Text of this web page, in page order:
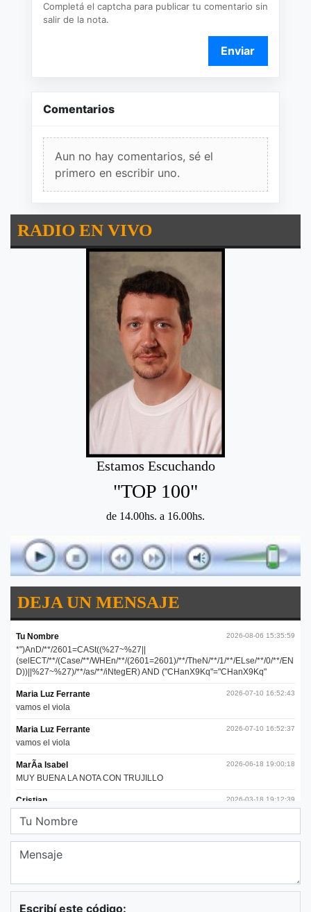
Completá el captcha para publicar tu comentario sin
salir de la nota.
Enviar
Comentarios
Aun no hay comentarios, sé el
primero en escribir uno.
RADIO EN VIVO
Estamos Escuchando
"TOP 100"
de 14.00hs. a 16.00hs.
DEJA UN MENSAJE
Escribí este código: